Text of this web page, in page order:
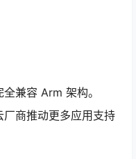
兼容 Arm 架构。
厂商推动更多应用支持